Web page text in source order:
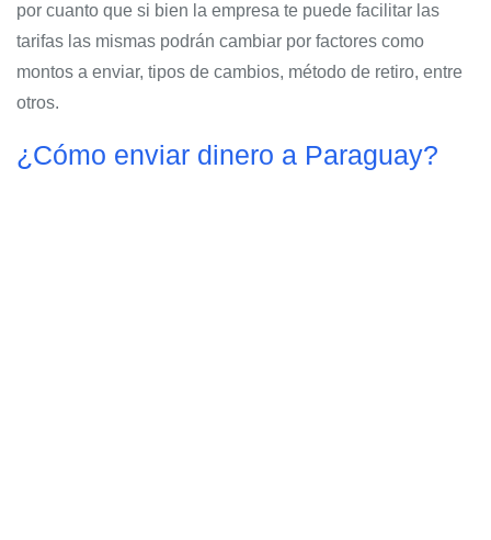
por cuanto que si bien la empresa te puede facilitar las
tarifas las mismas podrán cambiar por factores como
montos a enviar, tipos de cambios, método de retiro, entre
otros.
¿Cómo enviar dinero a Paraguay?